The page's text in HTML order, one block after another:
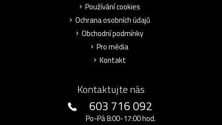
Používání cookies
Ochrana osobních údajů
Obchodní podmínky
Pro média
Kontakt
Kontaktujte nás
603 716 092
Po-Pá 8:00-17:00 hod.